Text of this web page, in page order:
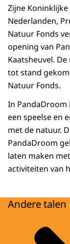
Zijne
Nederlanden,
Natuur Fonds
opening van
Kaatsheuvel.
tot stand
Natuur Fonds.
In PandaDroom
een speelse en
met de natuur.
PandaDroom
laten maken
activiteiten van
Andere talen